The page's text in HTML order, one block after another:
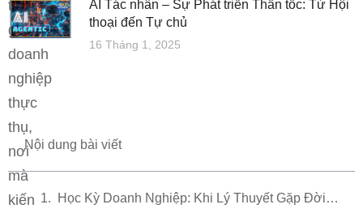
thế
giới
doanh
nghiệp
thực
thụ,
nơi
mà
kiến
AI Tác nhân – Sự Phát triển Thần tốc: Từ Hội
thoại đến Tự chủ
16 Tháng 1, 2025
Nội dung bài viết
Học Kỳ Doanh Nghiệp: Khi Lý Thuyết Gặp Đời Thực